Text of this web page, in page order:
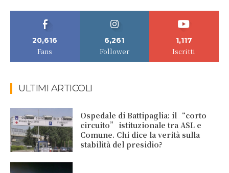
20,616
Fans
6,261
Follower
1,117
Iscritti
ULTIMI ARTICOLI
Ospedale di Battipaglia: il “corto
circuito” istituzionale tra ASL e
Comune. Chi dice la verità sulla
stabilità del presidio?